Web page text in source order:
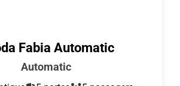
Fabia Automatic
Automatic